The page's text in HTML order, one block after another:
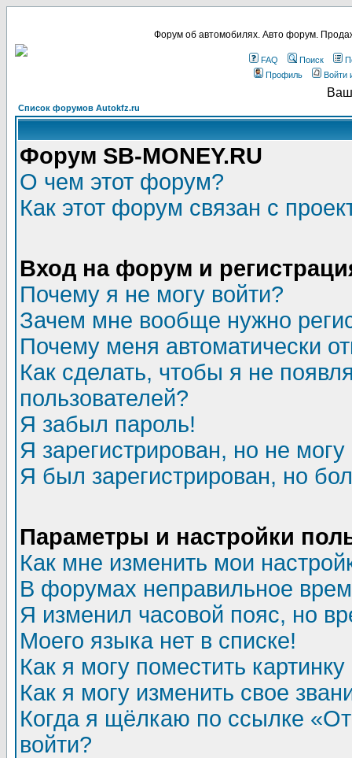
Форум об автомобилях. Авто форум.
FAQ Поиск
Профиль
Войти
Список форумов Autokfz.ru
Форум SB-MONEY.RU
О чем этот форум?
Как этот форум связан с
Вход на форум и
Почему я не могу войти?
Зачем мне вообще нужно
Почему меня автоматически
Как сделать, чтобы я не
пользователей?
Я забыл пароль!
Я зарегистрирован, но не могу
Я был зарегистрирован, но
Параметры и настройки
Как мне изменить мои
В форумах неправильное
Я изменил часовой пояс, но
Моего языка нет в списке!
Как я могу поместить
Как я могу изменить свое
Когда я щёлкаю по ссылке
войти?